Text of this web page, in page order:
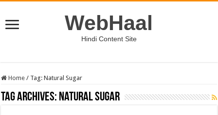
WebHaal
Hindi Content Site
Home / Tag:Natural Sugar
Tag Archives: Natural Sugar